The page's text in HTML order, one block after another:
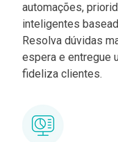
automações,
inteligentes
Resolva dúvidas
espera e entregue
fideliza clientes.